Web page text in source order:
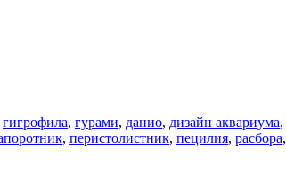
гигрофила, гурами, данио, дизайн аквариума,
, перистолистник, пецилия, расбора,